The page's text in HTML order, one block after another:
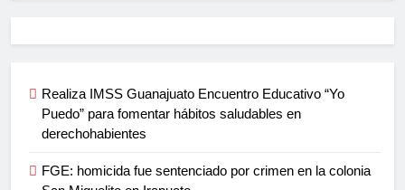
Realiza IMSS Guanajuato Encuentro Educativo “Yo
Puedo” para fomentar hábitos saludables en
derechohabientes
FGE: homicida fue sentenciado por crimen en la colonia